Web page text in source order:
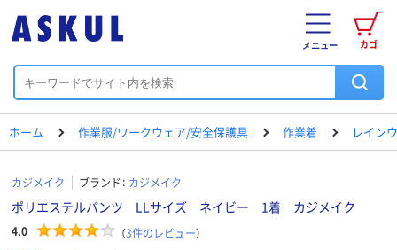
カゴ
メニュー
ホーム 作業服/ワークウェア/安全保護具 作業着 レイン
カジメイク ブランド： カジメイク
ポリエステルパンツ LLサイズ ネイビー 1着 カジメイク
4.0 （3件のレビュー）